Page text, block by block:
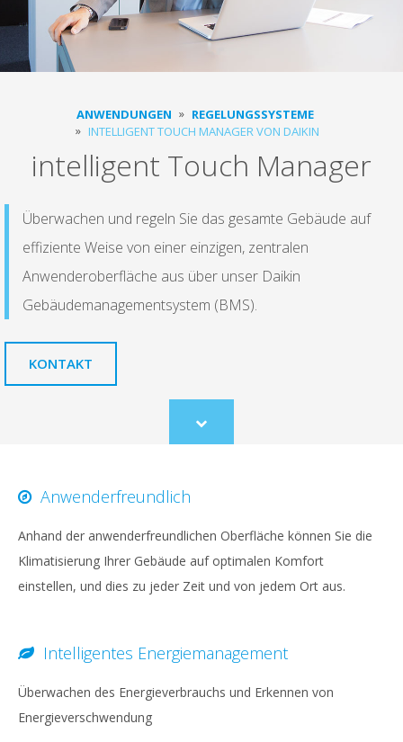
ANWENDUNGEN
REGELUNGSSYSTEME
INTELLIGENT TOUCH MANAGER VON DAIKIN
intelligent Touch Manager
Überwachen und regeln Sie das gesamte Gebäude auf
effiziente Weise von einer einzigen, zentralen
Anwenderoberfläche aus über unser Daikin
Gebäudemanagementsystem (BMS).
KONTAKT
Scroll
to
Anwenderfreundlich
Anhand der anwenderfreundlichen Oberfläche können Sie die
Klimatisierung Ihrer Gebäude auf optimalen Komfort
einstellen, und dies zu jeder Zeit und von jedem Ort aus.
Intelligentes Energiemanagement
Überwachen des Energieverbrauchs und Erkennen von
Energieverschwendung